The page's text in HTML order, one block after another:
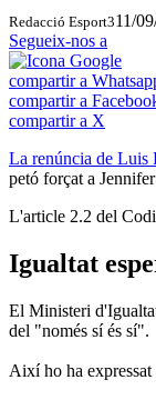
Redacció Esport311/
Segueix-nos a
compartir a
compartir a
compartir a X
La renúncia de Luis
petó forçat a
L'article 2.2 del
Igualtat
El Ministeri
del "només sí és sí".
Així ho ha